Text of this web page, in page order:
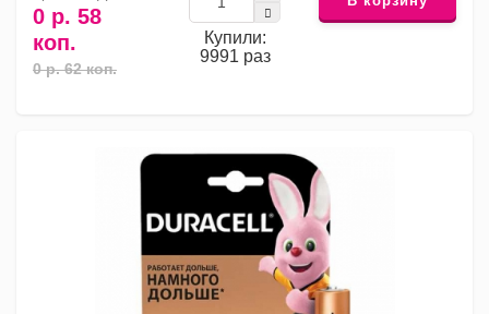
0 р. 58
коп.
0 р. 62 коп.
Купили:
9991 раз